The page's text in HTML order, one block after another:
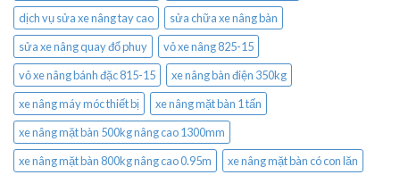
dịch vụ sửa xe nâng tay cao
sửa chữa xe nâng bàn
sửa xe nâng quay đổ phuy
vỏ xe nâng 825-15
vỏ xe nâng bánh đặc 815-15
xe nâng bàn điện 350kg
xe nâng máy móc thiết bị
xe nâng mặt bàn 1 tấn
xe nâng mặt bàn 500kg nâng cao 1300mm
xe nâng mặt bàn 800kg nâng cao 0.95m
xe nâng mặt bàn có con lăn